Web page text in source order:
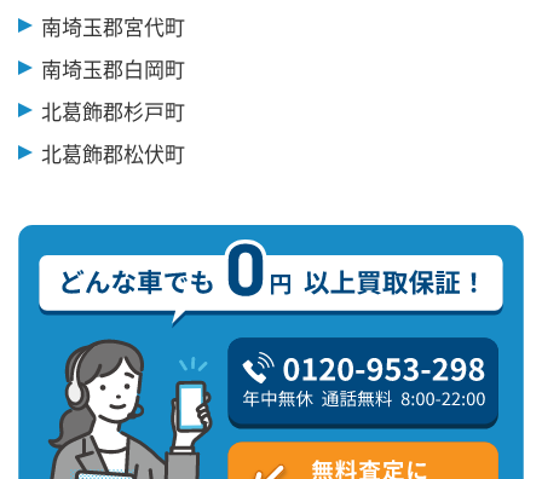
南埼玉郡宮代町
南埼玉郡白岡町
北葛飾郡杉戸町
北葛飾郡松伏町